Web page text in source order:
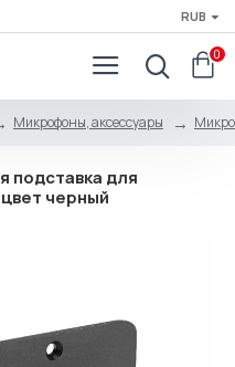
RUB
0
Микрофоны, аксессуары
подставка для
черный